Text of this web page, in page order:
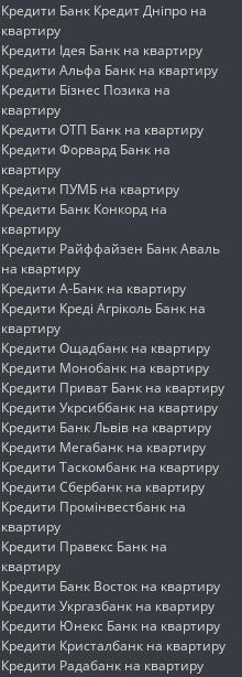
Кредити Банк Кредит Дніпро на
квартиру
Кредити Ідея Банк на квартиру
Кредити Альфа Банк на квартиру
Кредити Бізнес Позика на
квартиру
Кредити ОТП Банк на квартиру
Кредити Форвард Банк на
квартиру
Кредити ПУМБ на квартиру
Кредити Банк Конкорд на
квартиру
Кредити Райффайзен Банк Аваль
на квартиру
Кредити А-Банк на квартиру
Кредити Креді Агріколь Банк на
квартиру
Кредити Ощадбанк на квартиру
Кредити Монобанк на квартиру
Кредити Приват Банк на квартиру
Кредити Укрсиббанк на квартиру
Кредити Банк Львів на квартиру
Кредити Мегабанк на квартиру
Кредити Таскомбанк на квартиру
Кредити Сбербанк на квартиру
Кредити Промінвестбанк на
квартиру
Кредити Правекс Банк на
квартиру
Кредити Банк Восток на квартиру
Кредити Укргазбанк на квартиру
Кредити Юнекс Банк на квартиру
Кредити Кристалбанк на квартиру
Кредити Радабанк на квартиру